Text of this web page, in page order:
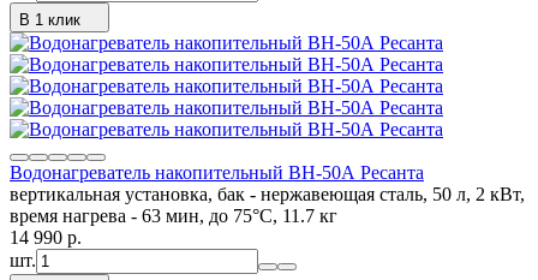
В 1 клик
Водонагреватель накопительный ВН-50А Ресанта
вертикальная установка, бак - нержавеющая сталь, 50 л, 2 кВт,
время нагрева - 63 мин, до 75°C, 11.7 кг
14 990 p.
шт.